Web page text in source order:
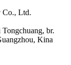
Co., Ltd.
br.
Kina